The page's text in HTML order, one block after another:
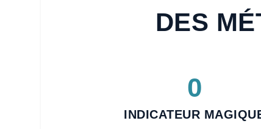
DES
0
INDICATEUR